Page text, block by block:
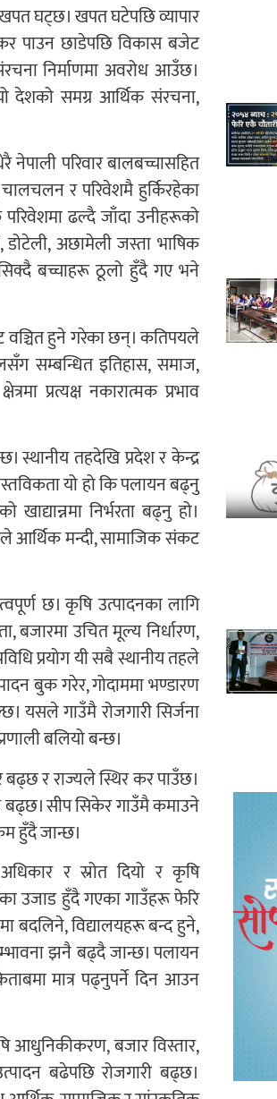
घट्छ। खपत घटेपछि व्यापार
पाउन छाडेपछि विकास बजेट
निर्माणमा अवरोध आउँछ।
देशको समग्र आर्थिक संरचना,
परिवार बालबच्चासहित
र परिवेशमै हुर्किरहेका
ढल्दै जाँदा उनीहरूको
अछामेली जस्ता भाषिक
बच्चाहरू ठूलो हुँदै गए भने
वञ्चित हुने गरेका छन्। कतिपयले
सम्बन्धित इतिहास, समाज,
प्रत्यक्ष नकारात्मक प्रभाव
स्थानीय तहदेखि प्रदेश र केन्द्र
यो हो कि पलायन बढ्नु
निर्भरता बढ्नु हो।
आर्थिक मन्दी, सामाजिक संकट
छ। कृषि उत्पादनका लागि
उचित मूल्य निर्धारण,
प्रयोग यी सबै स्थानीय तहले
बुक गरेर, गोदाममा भण्डारण
यसले गाउँमै रोजगारी सिर्जना
बलियो बन्छ।
बढ्छ र राज्यले स्थिर कर पाउँछ।
बढ्छ। सीप सिकेर गाउँमै कमाउने
हुँदै जान्छ।
र स्रोत दियो र कृषि
उजाड हुँदै गएका गाउँहरू फेरि
बदलिने, विद्यालयहरू बन्द हुने,
झनै बढ्दै जान्छ। पलायन
मात्र पढ्नुपर्ने दिन आउन
आधुनिकीकरण, बजार विस्तार,
बढेपछि रोजगारी बढ्छ।